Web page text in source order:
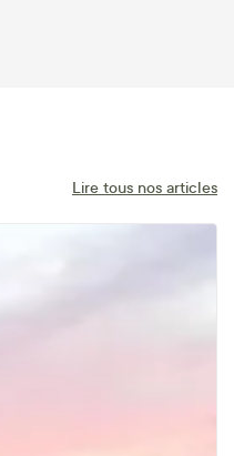
Lire tous nos articles